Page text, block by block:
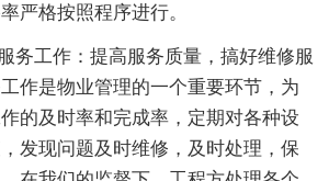
严格按照程序进行。
务工作：提高服务质量，搞好维修服
作是物业管理的一个重要环节，为
的及时率和完成率，定期对各种设
发现问题及时维修，及时处理，保